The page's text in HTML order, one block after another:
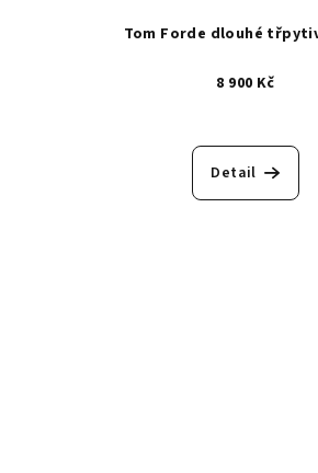
Tom Forde dlouhé
8 900 Kč
Detail